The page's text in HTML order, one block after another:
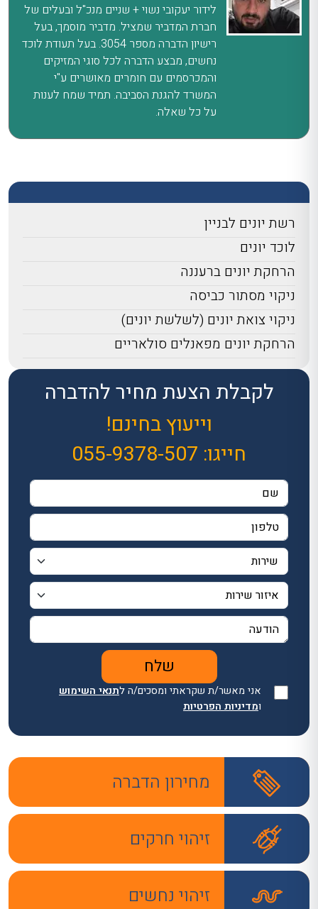
לקבלת הצעת מחיר להדברה
וייעוץ בחינם!
חייגו: 055-9378-507
אני מאשר/ת שקראתי ומסכים/ה לתנאי השימוש
ומדיניות הפרטיות
מחירון הדברה
זיהוי חרקים
זיהוי נחשים
לידור יעקובי נשוי + שניים מנכ"ל ובעלים של
חברת המדביר שמציל. מדביר מוסמך, בעל
רישיון הדברה מספר 3054. בעל תעודת לוכד
נחשים, מבצע הדברה לכל סוגי המזיקים
והמכרסמים עם חומרים מאושרים ע"י
המשרד להגנת הסביבה. תמיד שמח לענות
על כל שאלה.
רשת יונים לבניין
לוכד יונים
הרחקת יונים ברעננה
ניקוי מסתור כביסה
ניקוי צואת יונים (לשלשת יונים)
הרחקת יונים מפאנלים סולאריים